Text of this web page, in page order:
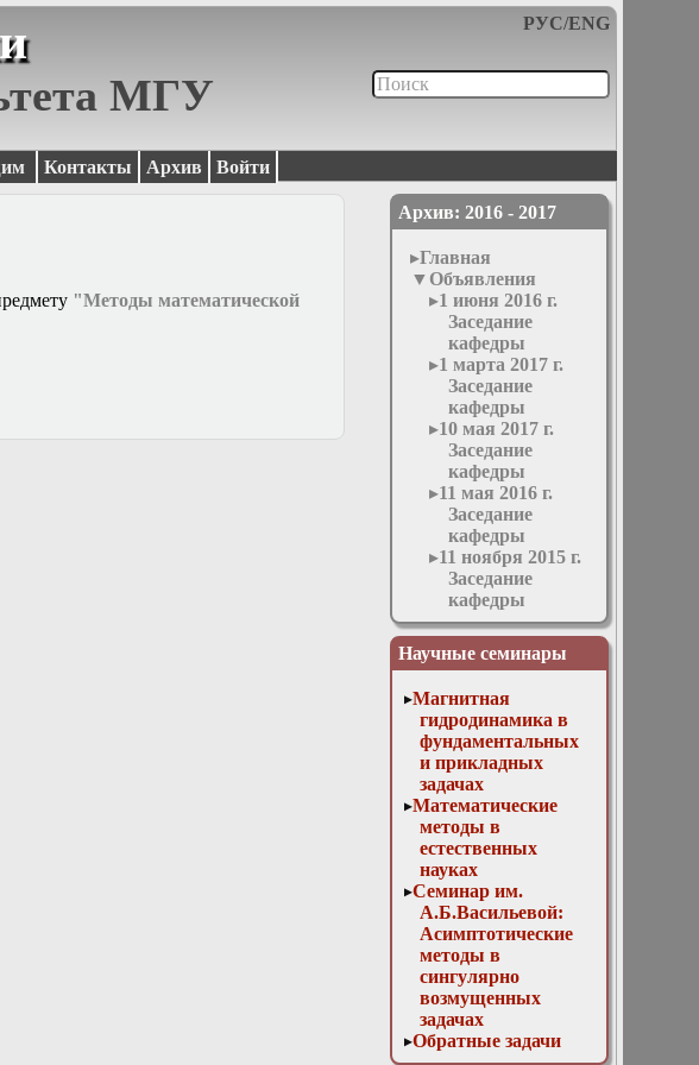
РУС/ENG
МГУ
Контакты Архив Войти
Архив: 2016 - 2017
Главная
Объявления
1 июня 2016 г.
Заседание
кафедры
1 марта 2017 г.
Заседание
кафедры
10 мая 2017 г.
Заседание
кафедры
11 мая 2016 г.
Заседание
кафедры
11 ноября 2015 г.
Заседание
кафедры
12 апреля 2017 г.
Заседание
кафедры
Заседание
кафедры
14 декабря 2016
г. Отчет
аспирантов и
заседание
методической
комиссии
15 марта 2017 г.
Заседание
кафедры
15 февраля 2017
г. Заседание
кафедры
16 декабря 2015
г. Заседание
кафедры
Научные семинары
Магнитная
гидродинамика в
фундаментальных
и прикладных
задачах
Математические
методы в
естественных
науках
Семинар им.
А.Б.Васильевой:
Асимптотические
методы в
сингулярно
возмущенных
задачах
Обратные задачи
"Методы математической